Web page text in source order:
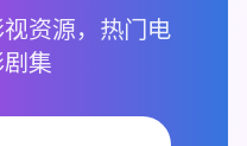
资源，热门电
集